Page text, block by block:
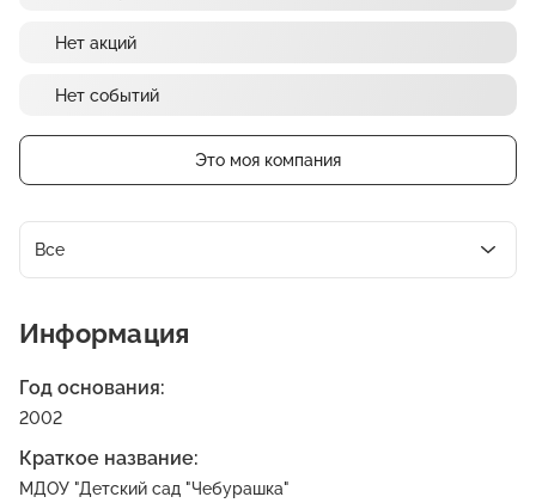
Нет акций
Нет событий
Это моя компания
Все
Информация
Год основания:
2002
Краткое название:
МДОУ "Детский сад "Чебурашка"